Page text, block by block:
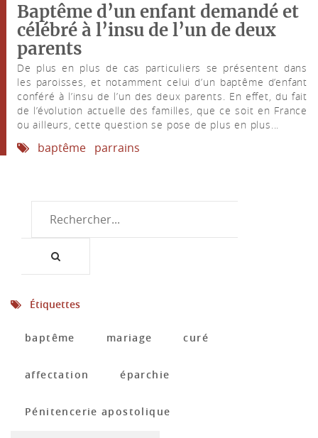
Baptême d’un enfant demandé et
célébré à l’insu de l’un de deux
parents
De plus en plus de cas particuliers se présentent dans
les paroisses, et notamment celui d’un baptême d’enfant
conféré à l’insu de l’un des deux parents. En effet, du fait
de l’évolution actuelle des familles, que ce soit en France
ou ailleurs, cette question se pose de plus en plus...
baptême parrains
Étiquettes
baptême mariage curé
affectation éparchie
Pénitencerie apostolique